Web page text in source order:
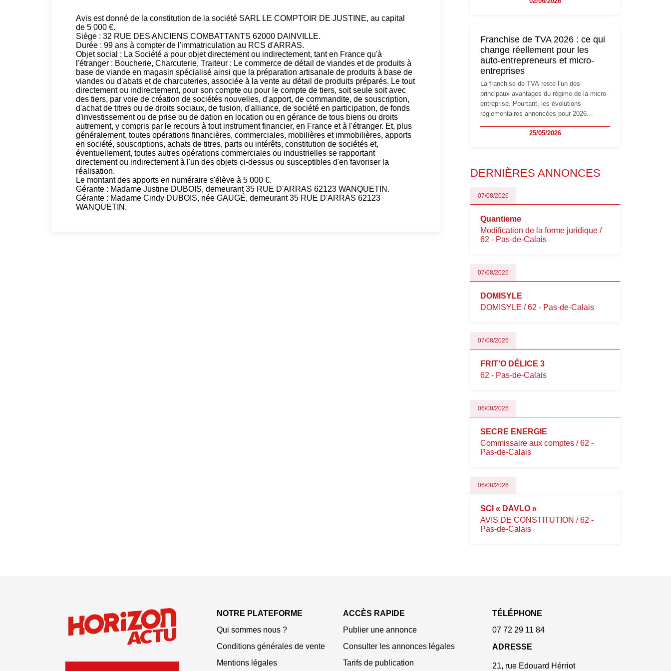
Avis est donné de la constitution de la société SARL LE COMPTOIR DE JUSTINE, au capital
de 5 000 €.
Siège : 32 RUE DES ANCIENS COMBATTANTS 62000 DAINVILLE.
Durée : 99 ans à compter de l'immatriculation au RCS d'ARRAS.
Objet social : La Société a pour objet directement ou indirectement, tant en France qu'à
l'étranger : Boucherie, Charcuterie, Traiteur : Le commerce de détail de viandes et de produits à
base de viande en magasin spécialisé ainsi que la préparation artisanale de produits à base de
viandes ou d'abats et de charcuteries, associée à la vente au détail de produits préparés. Le tout
directement ou indirectement, pour son compte ou pour le compte de tiers, soit seule soit avec
des tiers, par voie de création de sociétés nouvelles, d'apport, de commandite, de souscription,
d'achat de titres ou de droits sociaux, de fusion, d'alliance, de société en participation, de fonds
d'investissement ou de prise ou de dation en location ou en gérance de tous biens ou droits
autrement, y compris par le recours à tout instrument financier, en France et à l'étranger. Et, plus
généralement, toutes opérations financières, commerciales, mobilières et immobilières, apports
en société, souscriptions, achats de titres, parts ou intérêts, constitution de sociétés et,
éventuellement, toutes autres opérations commerciales ou industrielles se rapportant
directement ou indirectement à l'un des objets ci-dessus ou susceptibles d'en favoriser la
réalisation.
Le montant des apports en numéraire s'élève à 5 000 €.
Gérante : Madame Justine DUBOIS, demeurant 35 RUE D'ARRAS 62123 WANQUETIN.
Gérante : Madame Cindy DUBOIS, née GAUGÉ, demeurant 35 RUE D'ARRAS 62123
WANQUETIN.
réglementaire plus exigeant. Décryptage des
principaux changements et des précautions
à prendre pour éviter les mauvaises
surprises.
Franchise de TVA 2026 : ce qui
change réellement pour les
auto-entrepreneurs et micro-
entreprises
La franchise de TVA reste l’un des
principaux avantages du régime de la micro-
entreprise. Pourtant, les évolutions
réglementaires annoncées pour 2026
les auto-entrepreneurs, artisans et
évoluent dans un contexte de contrôle
oblige les indépendants à rester
particulièrement vigilants.
25/05/2026
DERNIÈRES ANNONCES
07/08/2026
Quantieme
Modification de la forme juridique /
62 - Pas-de-Calais
07/08/2026
DOMISYLE
DOMISYLE / 62 - Pas-de-Calais
07/08/2026
FRIT'O DÉLICE 3
62 - Pas-de-Calais
06/08/2026
SECRE ENERGIE
Commissaire aux comptes / 62 -
Pas-de-Calais
06/08/2026
SCI « DAVLO »
AVIS DE CONSTITUTION / 62 -
Pas-de-Calais
NOTRE PLATEFORME
Qui sommes nous ?
Conditions générales de vente
Mentions légales
ACCÈS RAPIDE
Publier une annonce
Consulter les annonces légales
Tarifs de publication
TÉLÉPHONE
07 72 29 11 84
ADRESSE
21, rue Edouard Hérriot